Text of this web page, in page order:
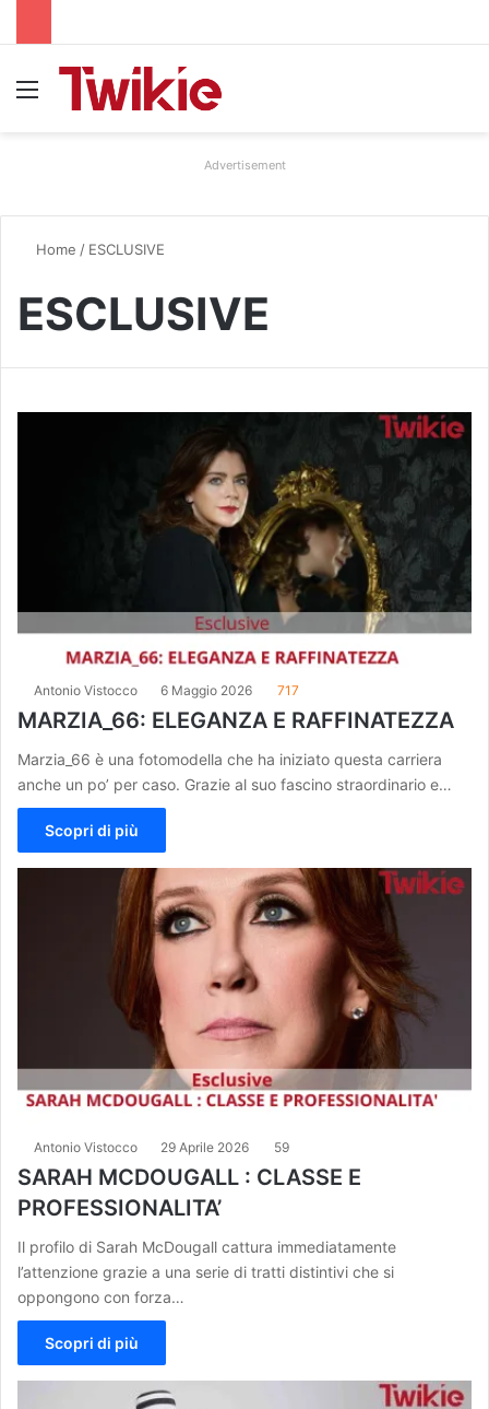
Advertisement
Home / ESCLUSIVE
ESCLUSIVE
Antonio Vistocco 6 Maggio 2026 717
MARZIA_66: ELEGANZA E RAFFINATEZZA
Marzia_66 è una fotomodella che ha iniziato questa carriera
anche un po’ per caso. Grazie al suo fascino straordinario e…
Scopri di più
Antonio Vistocco 29 Aprile 2026 59
SARAH MCDOUGALL : CLASSE E
PROFESSIONALITA’
Il profilo di Sarah McDougall cattura immediatamente
l’attenzione grazie a una serie di tratti distintivi che si
oppongono con forza…
Scopri di più